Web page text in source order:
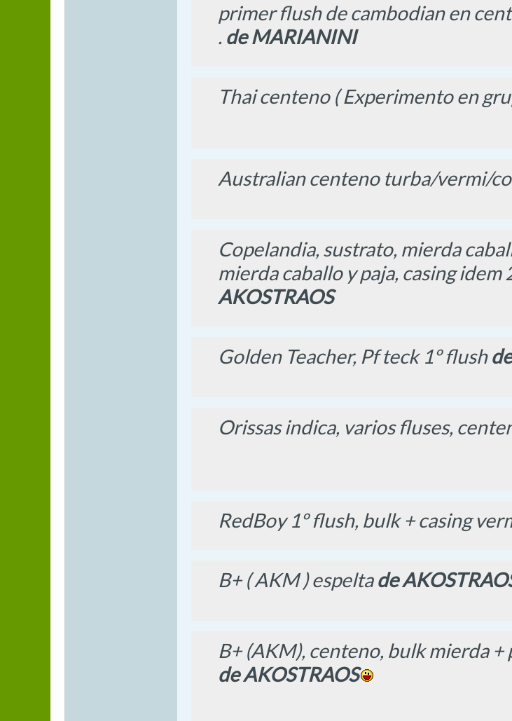
primer flush de cambodian en
. de MARIANINI
Thai centeno ( Experimento en
Australian centeno turba/vermi/
Copelandia, sustrato, mierda
mierda caballo y paja, casing idem
AKOSTRAOS
Golden Teacher, Pf teck 1º flush
Orissas indica, varios fluses,
RedBoy 1º flush, bulk + casing
B+ ( AKM ) espeltade
B+ (AKM), centeno, bulk mierda
de AKOSTRAOS